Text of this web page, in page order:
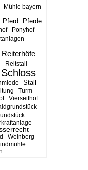
Mühle bayern
Pferd Pferde
Ponyhof
Reiterhöfe
Reitstall
Schloss
Stall
Turm
Vierseithof
Weinberg